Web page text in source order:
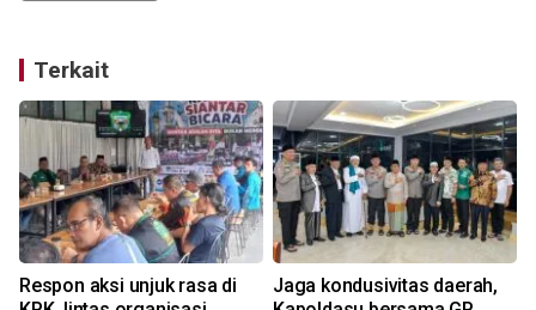
Terkait
Respon aksi unjuk rasa di
Jaga kondusivitas daerah,